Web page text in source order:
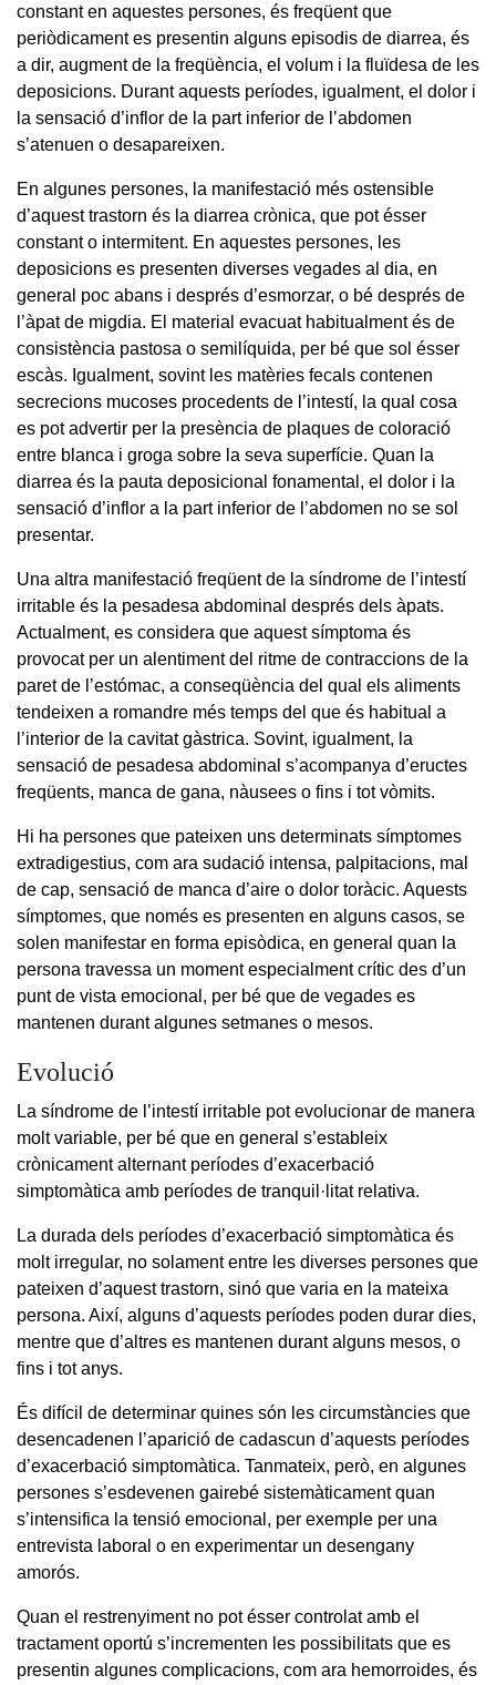
constant en aquestes persones, és freqüent que
periòdicament es presentin alguns episodis de diarrea, és
a dir, augment de la freqüència, el volum i la fluïdesa de les
deposicions. Durant aquests períodes, igualment, el dolor i
la sensació d’inflor de la part inferior de l’abdomen
s’atenuen o desapareixen.
En algunes persones, la manifestació més ostensible
d’aquest trastorn és la diarrea crònica, que pot ésser
constant o intermitent. En aquestes persones, les
deposicions es presenten diverses vegades al dia, en
general poc abans i després d’esmorzar, o bé després de
l’àpat de migdia. El material evacuat habitualment és de
consistència pastosa o semilíquida, per bé que sol ésser
escàs. Igualment, sovint les matèries fecals contenen
secrecions mucoses procedents de l’intestí, la qual cosa
es pot advertir per la presència de plaques de coloració
entre blanca i groga sobre la seva superfície. Quan la
diarrea és la pauta deposicional fonamental, el dolor i la
sensació d’inflor a la part inferior de l’abdomen no se sol
presentar.
Una altra manifestació freqüent de la síndrome de l’intestí
irritable és la pesadesa abdominal després dels àpats.
Actualment, es considera que aquest símptoma és
provocat per un alentiment del ritme de contraccions de la
paret de l’estómac, a conseqüència del qual els aliments
tendeixen a romandre més temps del que és habitual a
l’interior de la cavitat gàstrica. Sovint, igualment, la
sensació de pesadesa abdominal s’acompanya d’eructes
freqüents, manca de gana, nàusees o fins i tot vòmits.
Hi ha persones que pateixen uns determinats símptomes
extradigestius, com ara sudació intensa, palpitacions, mal
de cap, sensació de manca d’aire o dolor toràcic. Aquests
símptomes, que només es presenten en alguns casos, se
solen manifestar en forma episòdica, en general quan la
persona travessa un moment especialment crític des d’un
punt de vista emocional, per bé que de vegades es
mantenen durant algunes setmanes o mesos.
Evolució
La síndrome de l’intestí irritable pot evolucionar de manera
molt variable, per bé que en general s’estableix
crònicament alternant períodes d’exacerbació
simptomàtica amb períodes de tranquil·litat relativa.
La durada dels períodes d’exacerbació simptomàtica és
molt irregular, no solament entre les diverses persones que
pateixen d’aquest trastorn, sinó que varia en la mateixa
persona. Així, alguns d’aquests períodes poden durar dies,
mentre que d’altres es mantenen durant alguns mesos, o
fins i tot anys.
És difícil de determinar quines són les circumstàncies que
desencadenen l’aparició de cadascun d’aquests períodes
d’exacerbació simptomàtica. Tanmateix, però, en algunes
persones s’esdevenen gairebé sistemàticament quan
s’intensifica la tensió emocional, per exemple per una
entrevista laboral o en experimentar un desengany
amorós.
Quan el restrenyiment no pot ésser controlat amb el
tractament oportú s’incrementen les possibilitats que es
presentin algunes complicacions, com ara hemorroides, és